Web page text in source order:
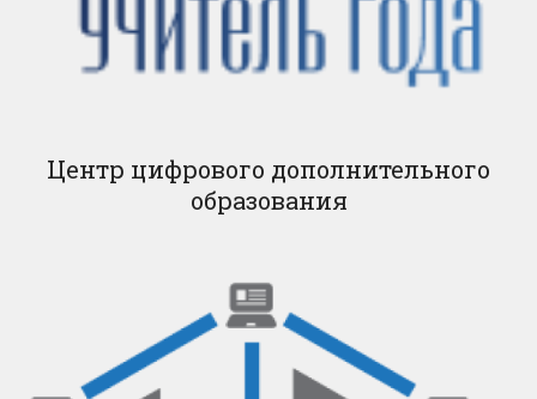
Центр цифрового дополнительного
образования